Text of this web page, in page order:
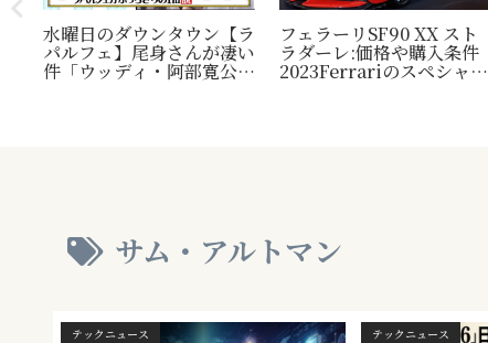
水曜日のダウンタウン【ラ
パルフェ】尾身さんが凄い
件「ウッディ・阿部寛公
フェラーリSF90 XX スト
ラダーレ:価格や購入条件
2023Ferrariのスペシャル
サム・アルトマン
テックニュース テックニュース